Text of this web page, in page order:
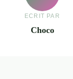
ECRIT PAR
Choco